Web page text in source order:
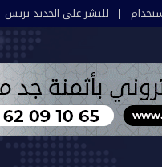
للنشر على الجديد بريس